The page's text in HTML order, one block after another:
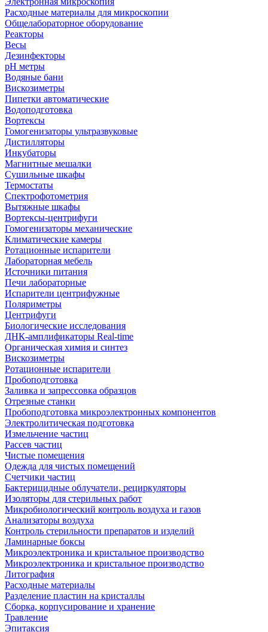
Расходные материалы для микроскопии
Общелабораторное оборудование
Реакторы
Весы
Дезинфекторы
рН метры
Водяные бани
Вискозиметры
Пипетки автоматические
Водоподготовка
Вортексы
Гомогенизаторы ультразвуковые
Дистилляторы
Инкубаторы
Магнитные мешалки
Сушильные шкафы
Термостаты
Спектрофотометрия
Вытяжные шкафы
Вортексы-центрифуги
Гомогенизаторы механические
Климатические камеры
Ротационные испарители
Лабораторная мебель
Источники питания
Печи лабораторные
Испарители центрифужные
Поляриметры
Центрифуги
Биологические исследования
ДНК-амплификаторы Real-time
Органическая химия и синтез
Вискозиметры
Ротационные испарители
Пробоподготовка
Заливка и запрессовка образцов
Отрезные станки
Пробоподготовка микроэлектронных компонентов
Электролитическая подготовка
Измельчение частиц
Рассев частиц
Чистые помещения
Одежда для чистых помещений
Счетчики частиц
Бактерицидные облучатели, рециркуляторы
Изоляторы для стерильных работ
Микробиологический контроль воздуха и газов
Анализаторы воздуха
Контроль стерильности препаратов и изделий
Ламинарные боксы
Микроэлектроника и кристальное производство
Микроэлектроника и кристальное производство
Литография
Расходные материалы
Разделение пластин на кристаллы
Сборка, корпусирование и хранение
Травление
Эпитаксия